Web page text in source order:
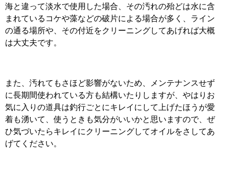
海と違って淡水で使用した場合、その汚れの殆どは水に含
まれているコケや藻などの破片による場合が多く、ライン
の通る場所や、その付近をクリーニングしてあげれば大概
は大丈夫です。
また、汚れてもさほど影響がないため、メンテナンスせず
に長期間使われている方も結構いたりしますが、やはりお
気に入りの道具は釣行ごとにキレイにして上げたほうが愛
着も湧いて、使うときも気分がいいかと思いますので、ぜ
ひ気づいたらキレイにクリーニングしてオイルをさしてあ
げてください。